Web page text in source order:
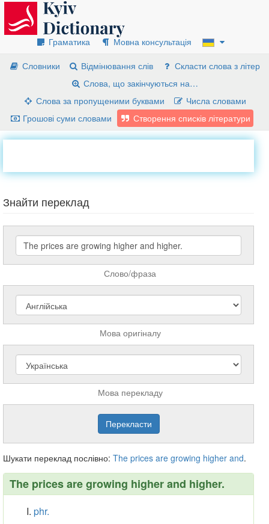
Граматика
Мовна консультація
Словники
Відмінювання слів
Скласти слова з літер
Слова, що закінчуються на…
Слова за пропущеними буквами
Числа словами
Грошові суми словами
Створення списків літератури
Знайти переклад
Слово/фраза
Мова оригіналу
Мова перекладу
Шукати переклад послівно: The prices are growing higher and.
The prices are growing higher and higher.
phr.